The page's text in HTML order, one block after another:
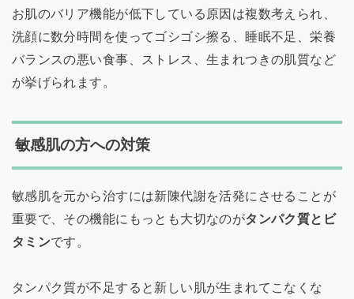
お肌のバリア機能が低下している原因は複数考えられ、
洗顔に数分時間を使ってゴシゴシ擦る、睡眠不足、栄養
バランスの悪い食事、ストレス、生まれつきの肌質など
が挙げられます。
敏感肌の方への対策
敏感肌を元から治すには新陳代謝を活発にさせることが
重要で、その機能にもっとも大切なのがタンパク質とビ
タミンです。
タンパク質が不足すると新しい肌が生まれてこなくな